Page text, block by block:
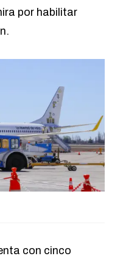
por habilitar
con cinco